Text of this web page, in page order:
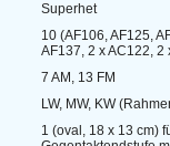
Superhet
10 (AF106, AF125,
AF137, 2 x AC122, 2
7 AM, 13 FM
LW, MW, KW
1 (oval, 18 x 13 cm)